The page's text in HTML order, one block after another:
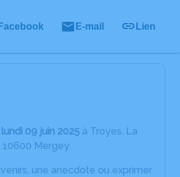
Facebook E-mail Lien
lundi 09 juin 2025 à Troyes. La
Mergey.
une anecdote ou exprimer